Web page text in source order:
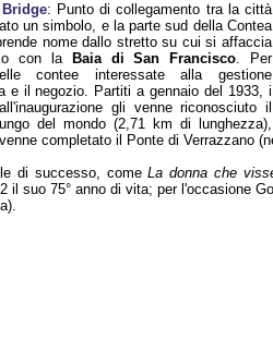
: Punto di collegamento tra la città
un simbolo, e la parte sud della Contea
nome dallo stretto su cui si affaccia
con la
Baia di San Francisco. Per
contee interessate alla gestione
e il negozio. Partiti a gennaio del 1933, i
gli venne riconosciuto il
del mondo (2,71 km di lunghezza),
completato il Ponte di Verrazzano
di successo, comeLa donna che
il suo 75° anno di vita; per l'occasione